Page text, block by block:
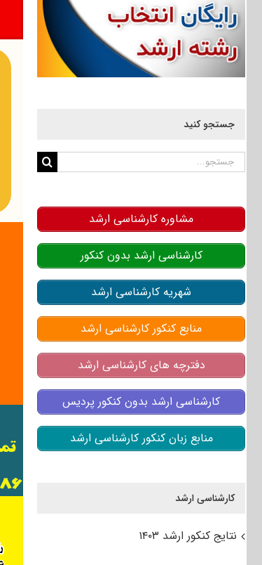
جستجو کنید
جستجو
مشاوره کارشناسی ارشد
کارشناسی ارشد بدون کنکور
شهریه کارشناسی ارشد
منابع کنکور کارشناسی ارشد
دفترچه های کارشناسی ارشد
کارشناسی ارشد بدون کنکور پردیس
منابع زبان کنکور کارشناسی ارشد
کارشناسی ارشد
نتایج کنکور ارشد ۱۴۰۳